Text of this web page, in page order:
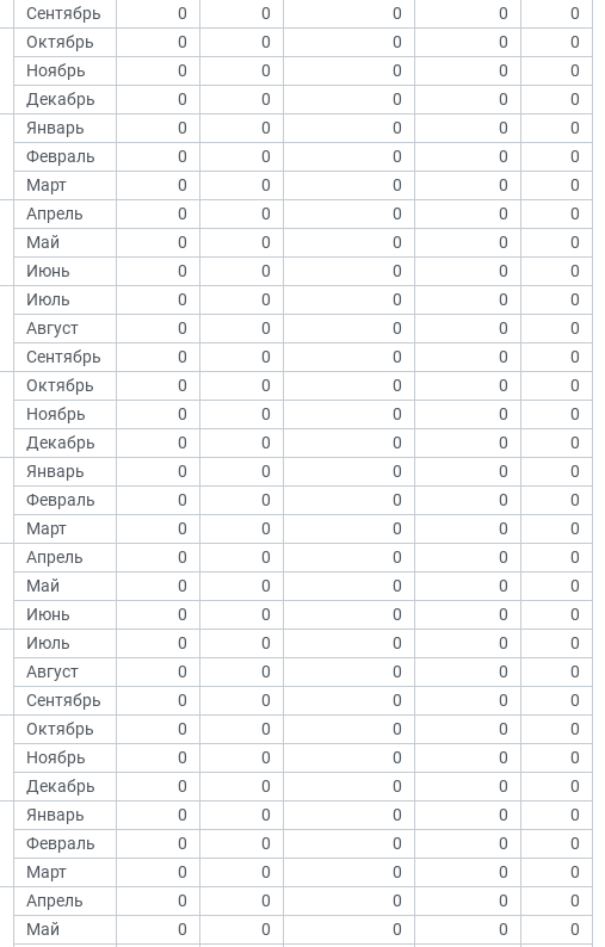
Сентябрь
0 0 0 0 0
Октябрь 0 0 0 0
0
Ноябрь
0 0 0 0
0
Декабрь
0 0 0 0 0
Январь 0 0 0 0
0
Февраль
0 0 0 0
0
Март
0 0 0 0 0
Апрель 0 0 0 0
0
Май
0 0 0 0
0
Июнь
0 0 0 0 0
Июль 0 0 0 0
0
Август
0 0 0 0
0
Сентябрь
0 0 0 0 0
Октябрь 0 0 0 0
0
Ноябрь
0 0 0 0
0
Декабрь
0 0 0 0 0
Январь 0 0 0 0
0
Февраль
0 0 0 0
0
Март
0 0 0 0 0
Апрель 0 0 0 0
0
Май
0 0 0 0
0
Июнь
0 0 0 0 0
Июль 0 0 0 0
0
Август
0 0 0 0
0
Сентябрь
0 0 0 0 0
Октябрь 0 0 0 0
0
Ноябрь
0 0 0 0
0
Декабрь
0 0 0 0 0
Январь 0 0 0 0
0
Февраль
0 0 0 0
0
Март
0 0 0 0 0
Апрель 0 0 0 0
0
Май
0 0 0 0
0